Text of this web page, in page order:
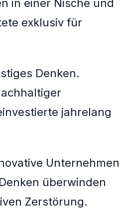
in einer Nische und
exklusiv für
Denken.
jahrelang
Unternehmen
überwinden
Zerstörung.